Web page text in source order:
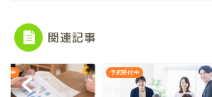
関連記事
付中 予約受付中